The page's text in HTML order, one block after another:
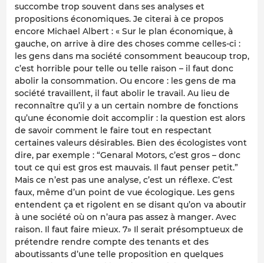
succombe trop souvent dans ses analyses et
propositions économiques. Je citerai à ce propos
encore Michael Albert : « Sur le plan économique, à
gauche, on arrive à dire des choses comme celles-ci :
les gens dans ma société consomment beaucoup trop,
c’est horrible pour telle ou telle raison – il faut donc
abolir la consommation. Ou encore : les gens de ma
société travaillent, il faut abolir le travail. Au lieu de
reconnaître qu’il y a un certain nombre de fonctions
qu’une économie doit accomplir : la question est alors
de savoir comment le faire tout en respectant
certaines valeurs désirables. Bien des écologistes vont
dire, par exemple : “Genaral Motors, c’est gros – donc
tout ce qui est gros est mauvais. Il faut penser petit.”
Mais ce n’est pas une analyse, c’est un réflexe. C’est
faux, même d’un point de vue écologique. Les gens
entendent ça et rigolent en se disant qu’on va aboutir
à une société où on n’aura pas assez à manger. Avec
raison. Il faut faire mieux. 7» Il serait présomptueux de
prétendre rendre compte des tenants et des
aboutissants d’une telle proposition en quelques